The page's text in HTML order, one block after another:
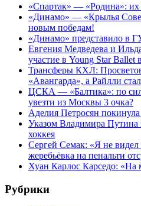
«Спартак» — «Родина»:
«Динамо» — «Крылья
новым победам!
«Динамо» представило в
Евгения Медведева и
участие в Young Star Ballet
Трансферы КХЛ:
«Авангарда», а Райлли
ЦСКА — «Балтика»: по
увезти из Москвы 3 очка?
Аделия Петросян
Указом Владимира Путина
хоккея
Сергей Семак: «Я не
жеребьёвка на пенальти
Хуан Карлос Карседо: «На
Рубрики